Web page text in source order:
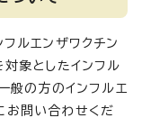
ルエンザワクチン
象としたインフル
般の方のインフルエ
お問い合わせくだ